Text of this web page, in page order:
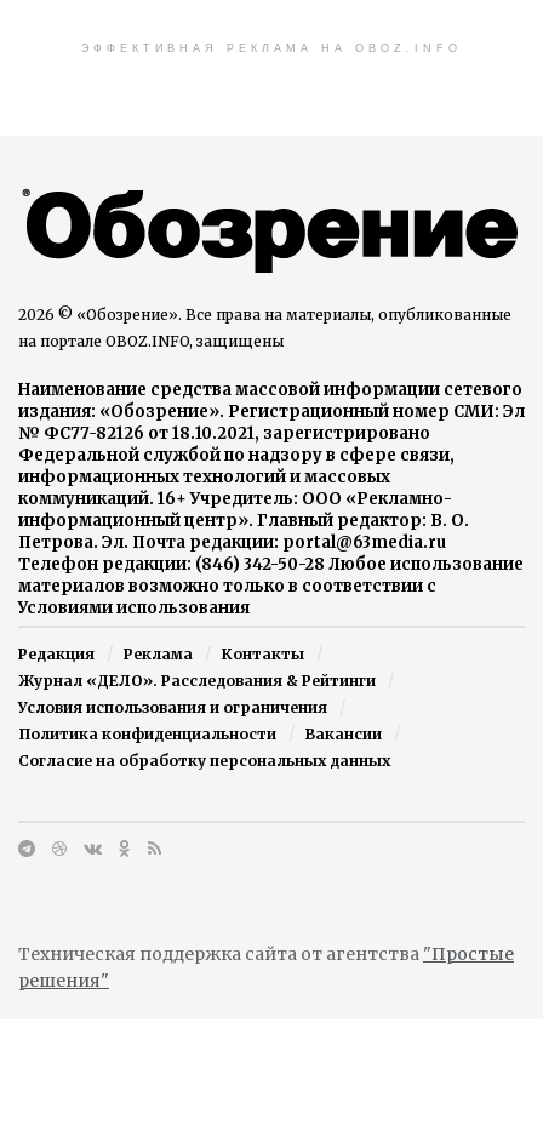
ЭФФЕКТИВНАЯ РЕКЛАМА НА OBOZ.INFO
2026 © «Обозрение». Все права на материалы, опубликованные
на портале OBOZ.INFO, защищены
Наименование средства массовой информации сетевого
издания: «Обозрение». Регистрационный номер СМИ: Эл
№ ФС77-82126 от 18.10.2021, зарегистрировано
Федеральной службой по надзору в сфере связи,
информационных технологий и массовых
коммуникаций. 16+ Учредитель: ООО «Рекламно-
информационный центр». Главный редактор: В. О.
Петрова. Эл. Почта редакции: portal@63media.ru
Телефон редакции: (846) 342-50-28 Любое использование
материалов возможно только в соответствии с
Условиями использования
Редакция Реклама
Контакты
Журнал «ДЕЛО». Расследования & Рейтинги
Условия использования и ограничения
Политика конфиденциальности
Вакансии
Согласие на обработку персональных данных
Техническая поддержка сайта от агентства "Простые
решения"